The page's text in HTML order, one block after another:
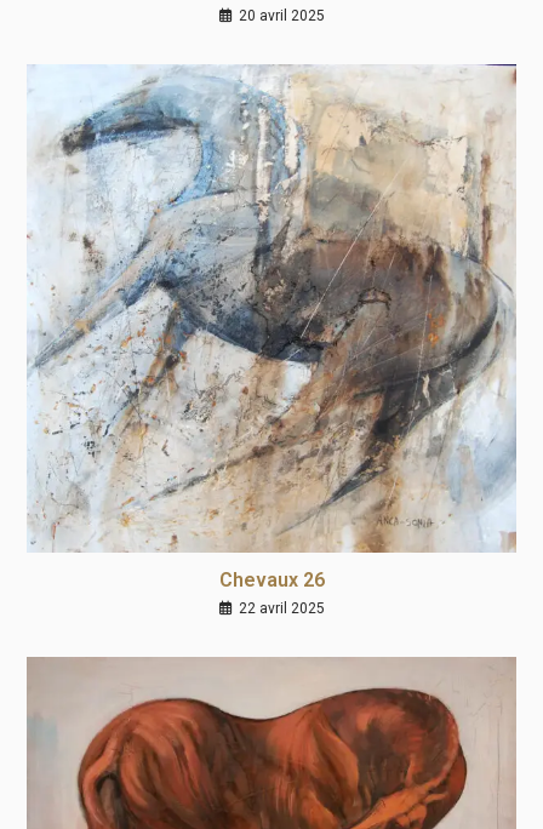
20 avril 2025
Chevaux 26
22 avril 2025